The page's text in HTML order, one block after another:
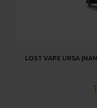
LOST VAPE URSA